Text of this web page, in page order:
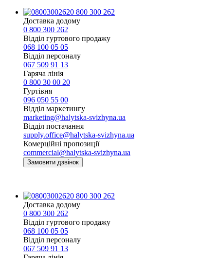
0 800 300 262
Доставка додому
0 800 300 262
Відділ гуртового продажу
068 100 05 05​
Відділ персоналу
067 509 91 13
Гаряча лінія
0 800 30 00 20
Гуртівня
096 050 55 00
Відділ маркетингу
marketing@halytska-svizhyna.ua
Відділ постачання
supply.office@halytska-svizhyna.ua
Комерційні пропозиції
commercial@halytska-svizhyna.ua
Замовити дзвінок
0 800 300 262
Доставка додому
0 800 300 262
Відділ гуртового продажу
068 100 05 05​
Відділ персоналу
067 509 91 13